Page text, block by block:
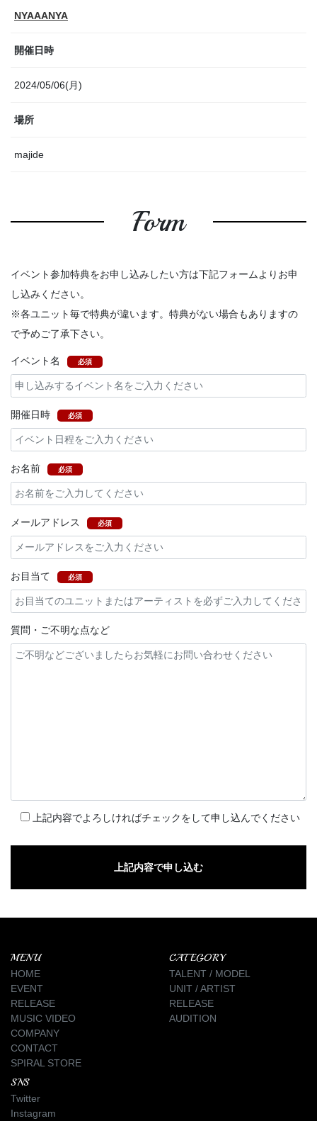
NYAAANYA
開催日時
2024/05/06(月)
場所
majide
Form
イベント参加特典をお申し込みしたい方は下記フォームよりお申
し込みください。
※各ユニット毎で特典が違います。特典がない場合もありますの
で予めご了承下さい。
イベント名 必須
開催日時 必須
お名前 必須
メールアドレス 必須
お目当て 必須
質問・ご不明な点など
上記内容でよろしければチェックをして申し込んでください
MENU
HOME
EVENT
RELEASE
MUSIC VIDEO
COMPANY
CONTACT
SPIRAL STORE
CATEGORY
TALENT / MODEL
UNIT / ARTIST
RELEASE
AUDITION
SNS
Twitter
Instagram